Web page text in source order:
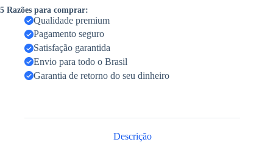
5 Razões para comprar:
Qualidade premium
Pagamento seguro
Satisfação garantida
Envio para todo o Brasil
Garantia de retorno do seu dinheiro
Descrição